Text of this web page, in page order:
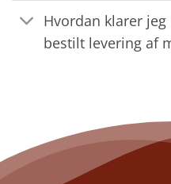
Hvordan klarer
bestilt levering af